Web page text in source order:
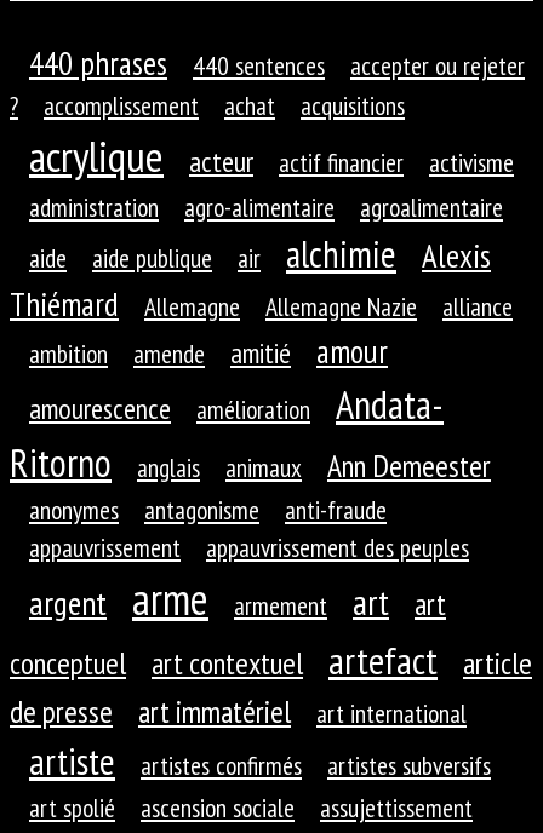
440 phrases 440 sentences
accepter ou rejeter
?
accomplissement achat acquisitions
acrylique acteur actif financier
activisme
administration
agro-alimentaire
agroalimentaire
aide
aide publique air alchimie
Alexis
Thiémard
Allemagne Allemagne Nazie
alliance
ambition
amende amitié amour
amourescence amélioration
Andata-
Ritorno
anglais animaux Ann Demeester
anonymes antagonisme
anti-fraude
appauvrissement
appauvrissement des peuples
argent arme armement art
art
conceptuel
art contextuel artefact
article
de presse
art immatériel art international
artiste artistes confirmés
artistes subversifs
art spolié
ascension sociale
assujettissement